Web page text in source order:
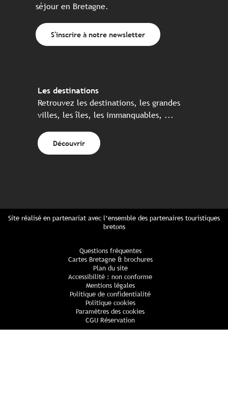
séjour en Bretagne.
S'inscrire à notre newsletter
Les destinations
Retrouvez les destinations, les grandes
villes, les îles, les immanquables, ...
Découvrir
Site réalisé en partenariat avec l’ensemble des partenaires touristiques
bretons
Questions fréquentes
Cartes Bretagne & brochures
Plan du site
Accessibilité : non conforme
Mentions légales
Politique de confidentialité
Politique cookies
Paramètres des cookies
CGU Réservation